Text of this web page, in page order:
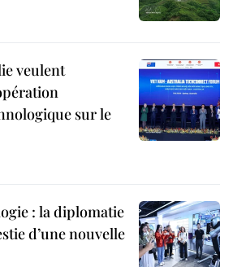
veulent
sur le
: la diplomatie
d’une nouvelle